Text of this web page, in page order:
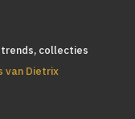
collecties
van Dietrix